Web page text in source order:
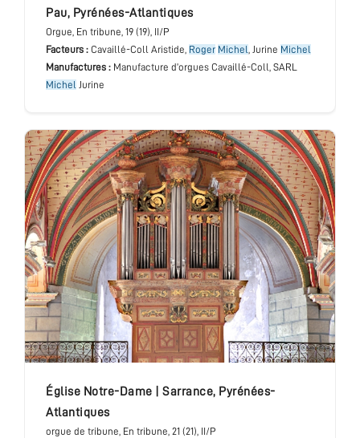
Pau, Pyrénées-Atlantiques
Orgue, En tribune, 19 (19), II/P
Facteurs : Cavaillé-Coll Aristide, Roger Michel , Jurine Michel
Manufactures : Manufacture d’orgues Cavaillé-Coll, SARL
Michel
Jurine
église Notre-Dame Sarrance, Pyrénées-
Atlantiques
orgue de tribune, En tribune, 21 (21), II/P